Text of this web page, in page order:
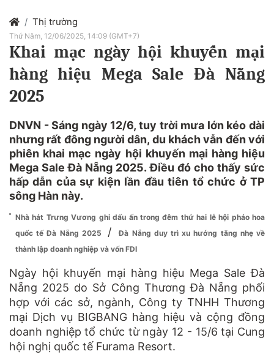
Thị trường
Thứ Năm, 12/06/2025, 14:09 (GMT+7)
Khai mạc ngày hội khuyến mại
hàng hiệu Mega Sale Đà Nẵng
2025
DNVN - Sáng ngày 12/6, tuy trời mưa lớn kéo dài
nhưng rất đông người dân, du khách vẫn đến với
phiên khai mạc ngày hội khuyến mại hàng hiệu
Mega Sale Đà Nẵng 2025. Điều đó cho thấy sức
hấp dẫn của sự kiện lần đầu tiên tổ chức ở TP
sông Hàn này.
Nhà hát Trưng Vương ghi dấu ấn trong đêm thứ hai lễ hội pháo hoa
quốc tế Đà Nẵng 2025
/
Đà Nẵng duy trì xu hướng tăng nhẹ về
thành lập doanh nghiệp và vốn FDI
Ngày hội khuyến mại hàng hiệu Mega Sale Đà
Nẵng 2025 do Sở Công Thương Đà Nẵng phối
hợp với các sở, ngành, Công ty TNHH Thương
mại Dịch vụ BIGBANG hàng hiệu và cộng đồng
doanh nghiệp tổ chức từ ngày 12 - 15/6 tại Cung
hội nghị quốc tế Furama Resort.